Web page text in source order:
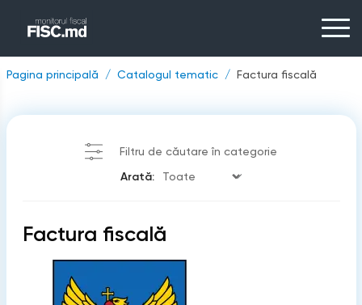
Pagina principală Catalogul tematic Factura fiscală
Filtru de căutare în categorie
Arată:
Factura fiscală